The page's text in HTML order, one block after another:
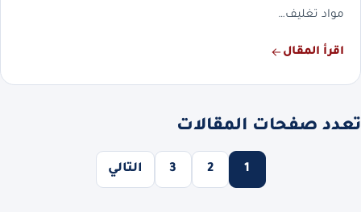
مواد تغليف…
اقرأ المقال
تعدد صفحات المقالات
1
2
3 التالي